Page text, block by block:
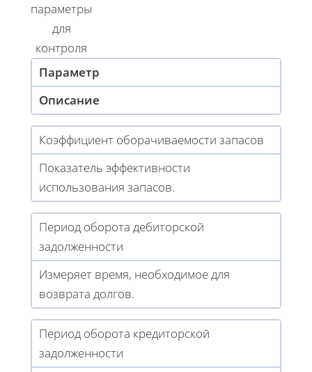
параметры
для
контроля
Параметр
Описание
Коэффициент оборачиваемости запасов
Показатель эффективности
использования запасов.
Период оборота дебиторской
задолженности
Измеряет время, необходимое для
возврата долгов.
Период оборота кредиторской
задолженности